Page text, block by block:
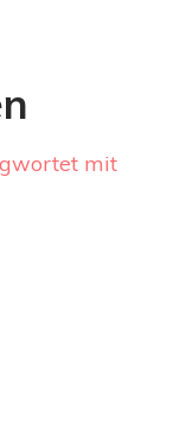
mit